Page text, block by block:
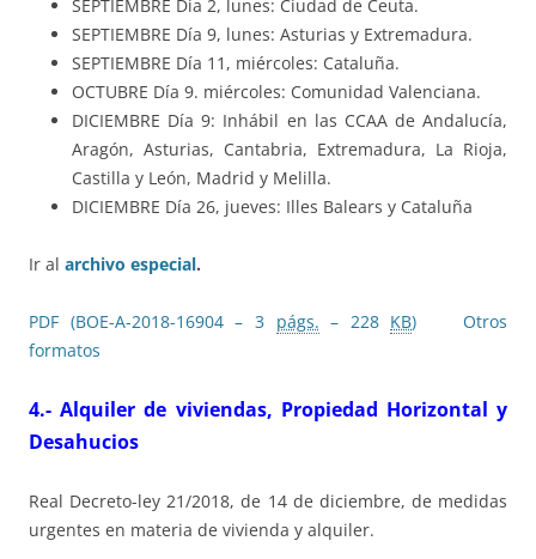
SEPTIEMBRE Día 2, lunes: Ciudad de Ceuta.
SEPTIEMBRE Día 9, lunes: Asturias y Extremadura.
SEPTIEMBRE Día 11, miércoles: Cataluña.
OCTUBRE Día 9. miércoles: Comunidad Valenciana.
DICIEMBRE Día 9: Inhábil en las CCAA de Andalucía,
Aragón, Asturias, Cantabria, Extremadura, La Rioja,
Castilla y León, Madrid y Melilla.
DICIEMBRE Día 26, jueves: Illes Balears y Cataluña
Ir al archivo especial.
PDF (BOE-A-2018-16904 – 3 págs. – 228 KB)
Otros
formatos
4.- Alquiler de viviendas, Propiedad Horizontal y
Desahucios
Real Decreto-ley 21/2018, de 14 de diciembre, de medidas
urgentes en materia de vivienda y alquiler.